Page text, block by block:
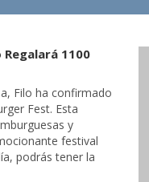
1100
Filo ha confirmado
Fest. Esta
y
festival
podrás tener la